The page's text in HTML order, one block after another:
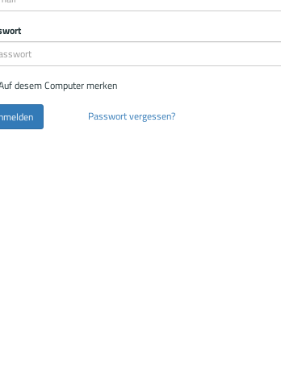
desem Computer merken
Passwort vergessen?